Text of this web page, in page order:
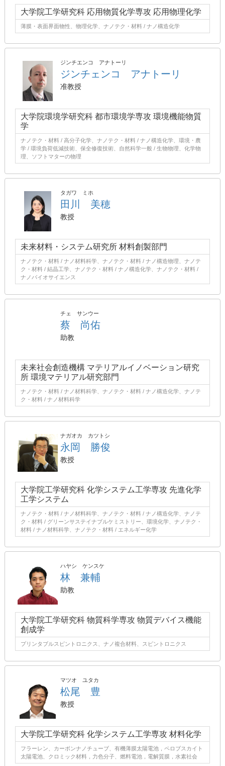
大学院工学研究科 応用物質化学専攻 応用物理化学
薄膜・表面界面物性、物理化学、ナノテク・材料 / ナノ構造化学
ジンチエンコ アナトーリ
ジンチェンコ アナトーリ
准教授
大学院環境学研究科 都市環境学専攻 環境機能物質
学
ナノテク・材料 / 高分子化学、ナノテク・材料 / ナノ構造化学、環境・農
学 / 環境負荷低減技術、保全修復技術、自然科学一般 / 生物物理、化学物
理、ソフトマターの物理
タガワ ミホ
田川 美穂
教授
未来材料・システム研究所 材料創製部門
ナノテク・材料 / ナノ材料科学、ナノテク・材料 / ナノ構造物理、ナノテ
ク・材料 / 結晶工学、ナノテク・材料 / ナノ構造化学、ナノテク・材料 /
ナノバイオサイエンス
チェ サンウー
蔡 尚佑
助教
未来社会創造機構 マテリアルイノベーション研究
所 環境マテリアル研究部門
ナノテク・材料 / ナノ材料科学、ナノテク・材料 / ナノ構造化学、ナノテ
ク・材料 / ナノ材料科学
ナガオカ カツトシ
永岡 勝俊
教授
大学院工学研究科 化学システム工学専攻 先進化学
工学システム
ナノテク・材料 / ナノ材料科学、ナノテク・材料 / ナノ構造化学、ナノテ
ク・材料 / グリーンサステイナブルケミストリー、環境化学、ナノテク・
材料 / ナノ材料科学、ナノテク・材料 / エネルギー化学
ハヤシ ケンスケ
林 兼輔
助教
大学院工学研究科 物質科学専攻 物質デバイス機能
創成学
プリンタブルスピントロニクス、ナノ複合材料、スピントロニクス
マツオ ユタカ
松尾 豊
教授
大学院工学研究科 化学システム工学専攻 材料化学
フラーレン、カーボンナノチューブ、有機薄膜太陽電池，ペロブスカイト
太陽電池、クロミック材料，力色分子、燃料電池，電解質膜，水素社会